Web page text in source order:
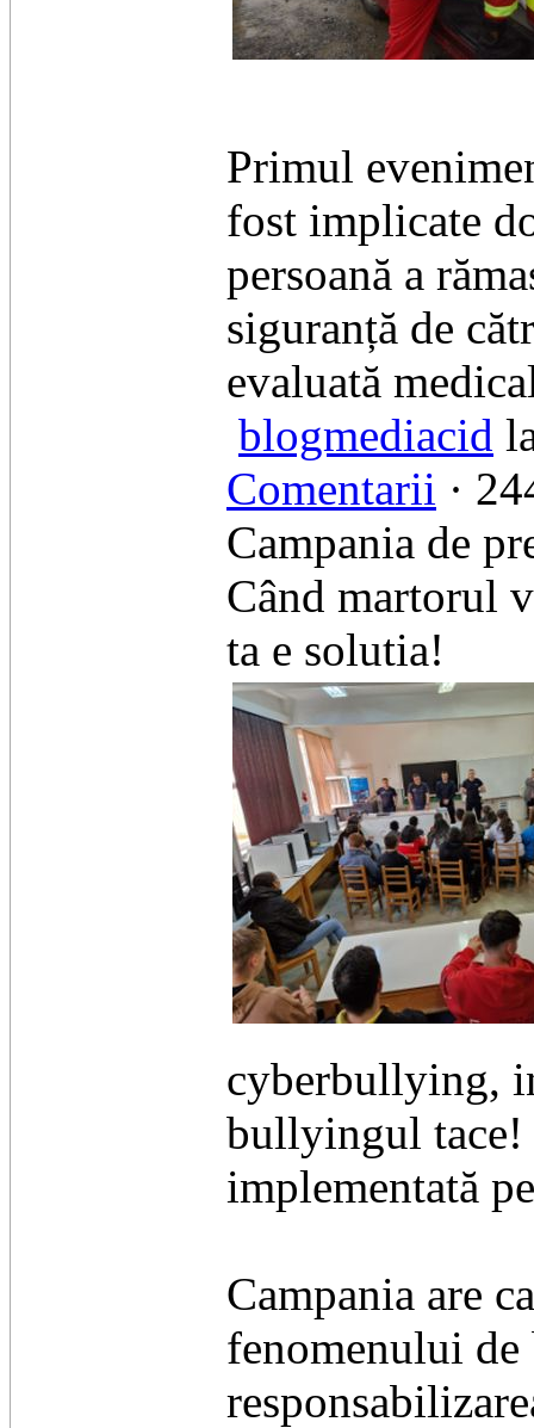
Primul
fost implicate
persoană a
siguranță de
evaluată
blogmediacid
Comentarii ·
Campania de
Când martorul
ta e solutia!
cyberbullying,
bullyingul tace!
implementată
Campania are
fenomenului